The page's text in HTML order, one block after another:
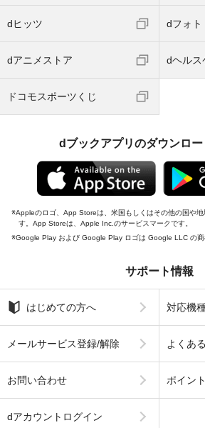
dヒッツ dフォト
dアニメストア dヘルス
ドコモスポーツくじ
dブックアプリのダウンロー
Appleのロゴ、App Storeは、米国もしくはその他の国や
す。App Storeは、Apple Inc.のサービスマークです。
Google Play および Google Play ロゴは Google LLC の商
サポート情報
はじめての方へ 対応機
メールサービス登録/解除 よくあ
お問い合わせ ポイン
dアカウントログイン